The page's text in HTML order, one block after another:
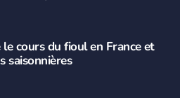
cours du fioul en France et
saisonnières